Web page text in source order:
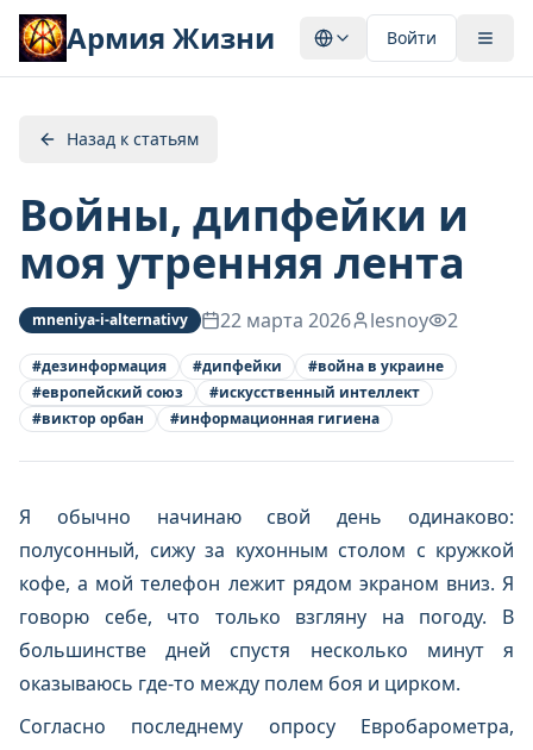
Армия Жизни Войти
Назад к статьям
Войны, дипфейки и
моя утренняя лента
mneniya-i-alternativy 22 марта 2026 lesnoy 2
#дезинформация #дипфейки #война в украине
#европейский союз #искусственный интеллект
#виктор орбан #информационная гигиена
Я обычно начинаю свой день одинаково:
полусонный, сижу за кухонным столом с кружкой
кофе, а мой телефон лежит рядом экраном вниз. Я
говорю себе, что только взгляну на погоду. В
большинстве дней спустя несколько минут я
оказываюсь где-то между полем боя и цирком.
Согласно последнему опросу Евробарометра,